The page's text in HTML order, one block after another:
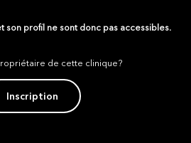
son profil ne sont donc pas accessibles.
de cette clinique?
Inscription